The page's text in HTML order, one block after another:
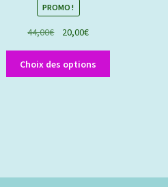
PROMO !
44,00€
Le
initial
était :
20,00€Le
actuel
est :
Choix des options
être